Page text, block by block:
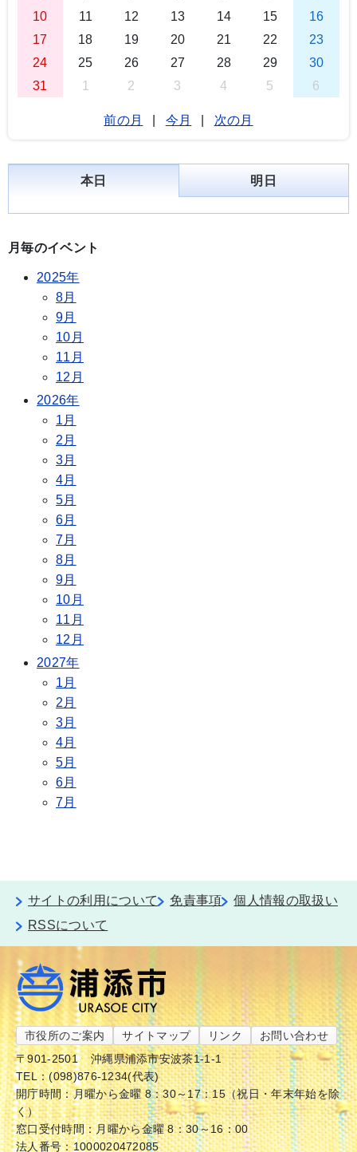
10
11 12 13 14 15
16
17
18 19 20 21 22
23
24
25 26 27 28 29
30
31
1 2 3 4 5 6
前の月 今月 次の月
本日 明日
月毎のイベント
2025年
8月
9月
10月
11月
12月
2026年
1月
2月
3月
4月
5月
6月
7月
8月
9月
10月
11月
12月
2027年
1月
2月
3月
4月
5月
6月
7月
サイトの利用について 免責事項
個人情報の取扱い
RSSについて
市役所のご案内 サイトマップ リンク
お問い合わせ
〒901-2501
沖縄県浦添市安波茶1-1-1
TEL：(098)876-1234(代表)
開庁時間：月曜から金曜 8：30～17：15（祝日・年末年始を除
く）
窓口受付時間：月曜から金曜 8：30～16：00
法人番号：1000020472085